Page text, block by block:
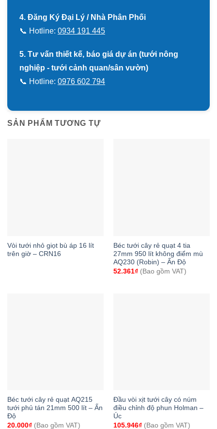
4. Đăng Ký Đại Lý / Nhà Phân Phối
📞 Hotline: 0934 191 445
5. Tư vấn thiết kế, báo giá dự án (tưới nông
nghiệp - tưới cảnh quan/sân vườn)
📞 Hotline: 0976 602 794
SẢN PHẨM TƯƠNG TỰ
Vòi tưới nhỏ giọt bù áp 16 lít
trên giờ – CRN16
Béc tưới cây rẻ quạt 4 tia
27mm 950 lít không điểm mù
AQ230 (Robin) – Ấn Độ
52.361₫(Bao gồm VAT)
Béc tưới cây rẻ quạt AQ215
tưới phủ tán 21mm 500 lít – Ấn
Độ
20.000₫(Bao gồm VAT)
Đầu vòi xịt tưới cây có núm
điều chỉnh độ phun Holman –
Úc
105.946₫(Bao gồm VAT)